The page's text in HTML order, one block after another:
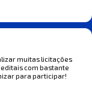
muitas licitações
com bastante
para participar!